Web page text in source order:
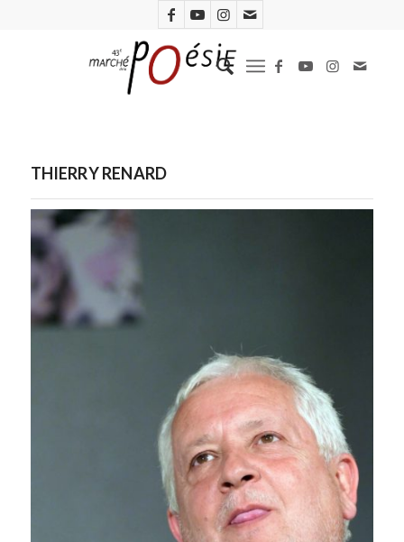
THIERRY RENARD
Thierry Renard. Photo. Chantal Parent.